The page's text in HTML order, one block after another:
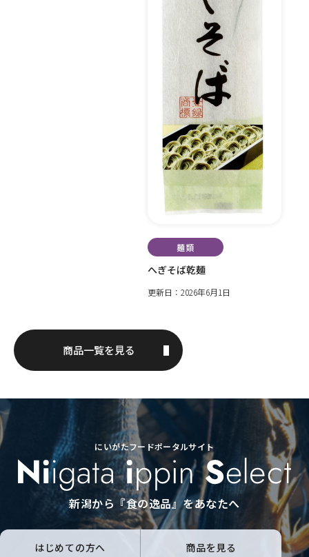
麺類
へぎそば乾麺
更新日：2026年6月1日
商品一覧を見る
にいがたフードポータルサイト
新潟から『食の逸品』をあなたへ
はじめての方へ 商品を見る